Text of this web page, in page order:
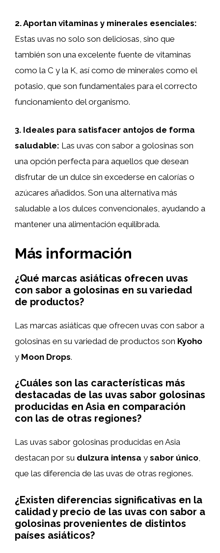
2. Aportan vitaminas y minerales esenciales:
Estas uvas no solo son deliciosas, sino que
también son una excelente fuente de vitaminas
como la C y la K, así como de minerales como el
potasio, que son fundamentales para el correcto
funcionamiento del organismo.
3. Ideales para satisfacer antojos de forma
saludable: Las uvas con sabor a golosinas son
una opción perfecta para aquellos que desean
disfrutar de un dulce sin excederse en calorías o
azúcares añadidos. Son una alternativa más
saludable a los dulces convencionales, ayudando a
mantener una alimentación equilibrada.
Más información
¿Qué marcas asiáticas ofrecen uvas
con sabor a golosinas en su variedad
de productos?
Las marcas asiáticas que ofrecen uvas con sabor a
golosinas en su variedad de productos son Kyoho
y Moon Drops.
¿Cuáles son las características más
destacadas de las uvas sabor golosinas
producidas en Asia en comparación
con las de otras regiones?
Las uvas sabor golosinas producidas en Asia
destacan por su dulzura intensa y sabor único,
que las diferencia de las uvas de otras regiones.
¿Existen diferencias significativas en la
calidad y precio de las uvas con sabor a
golosinas provenientes de distintos
países asiáticos?